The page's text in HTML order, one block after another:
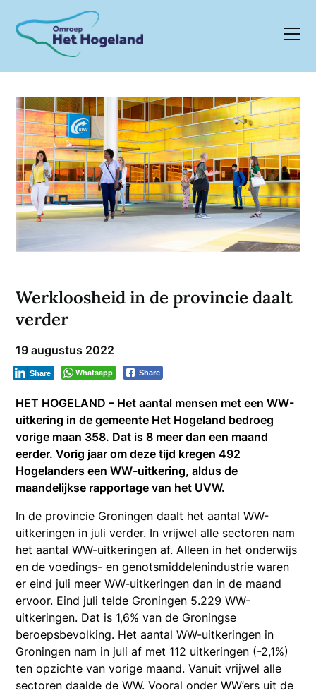
content
Werkloosheid in de provincie daalt
verder
19 augustus 2022
Whatsapp Share
Share
HET HOGELAND – Het aantal mensen met een WW-
uitkering in de gemeente Het Hogeland bedroeg
vorige maan 358. Dat is 8 meer dan een maand
eerder. Vorig jaar om deze tijd kregen 492
Hogelanders een WW-uitkering, aldus de
maandelijkse rapportage van het UVW.
In de provincie Groningen daalt het aantal WW-
uitkeringen in juli verder. In vrijwel alle sectoren nam
het aantal WW-uitkeringen af. Alleen in het onderwijs
en de voedings- en genotsmiddelenindustrie waren
er eind juli meer WW-uitkeringen dan in de maand
ervoor. Eind juli telde Groningen 5.229 WW-
uitkeringen. Dat is 1,6% van de Groningse
beroepsbevolking. Het aantal WW-uitkeringen in
Groningen nam in juli af met 112 uitkeringen (-2,1%)
ten opzichte van vorige maand. Vanuit vrijwel alle
sectoren daalde de WW. Vooral onder WW’ers uit de